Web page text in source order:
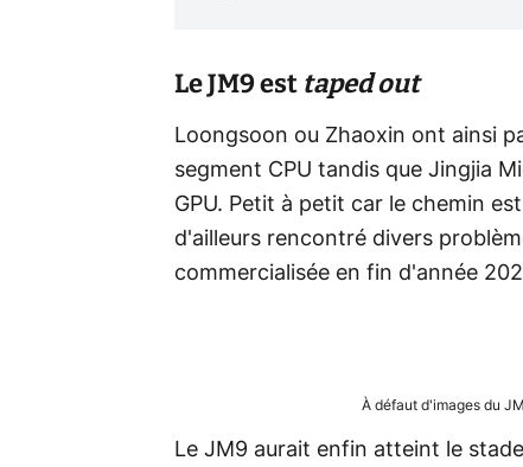
Le JM9 est taped out
Loongsoon ou Zhaoxin ont ainsi
segment CPU tandis que Jingjia
GPU. Petit à petit car le chemin
d'ailleurs rencontré divers
commercialisée en fin d'année
À défaut d'images du
Le JM9 aurait enfin atteint le